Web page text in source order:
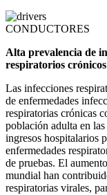
CONDUCTORES
Alta prevalencia de
respiratorios crónicos
Las infecciones
de enfermedades
respiratorias crónicas
población adulta en
ingresos hospitalarios
enfermedades
de pruebas. El
mundial han
respiratorias virales,